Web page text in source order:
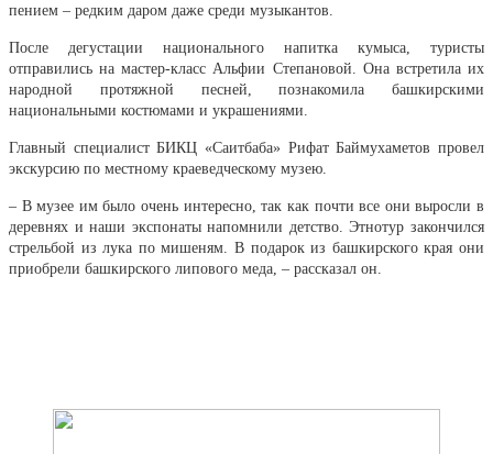
пением – редким даром даже среди музыкантов.
После дегустации национального напитка кумыса, туристы
отправились на мастер-класс Альфии Степановой. Она встретила их
народной протяжной песней, познакомила башкирскими
национальными костюмами и украшениями.
Главный специалист БИКЦ «Саитбаба» Рифат Баймухаметов провел
экскурсию по местному краеведческому музею.
– В музее им было очень интересно, так как почти все они выросли в
деревнях и наши экспонаты напомнили детство. Этнотур закончился
стрельбой из лука по мишеням. В подарок из башкирского края они
приобрели башкирского липового меда, – рассказал он.